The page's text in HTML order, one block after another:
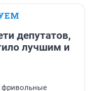
депутатов,
лучшим и
фривольные